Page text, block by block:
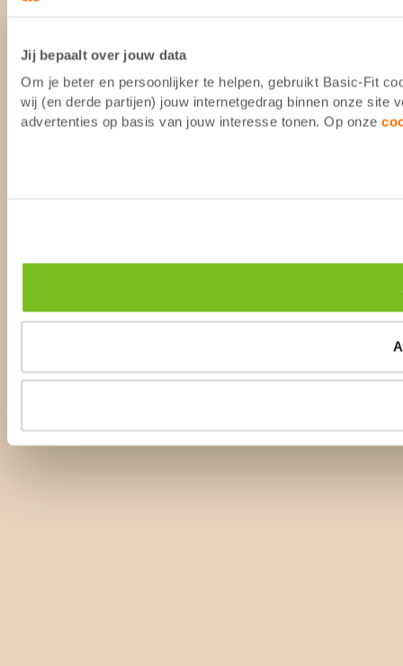
Jij bepaalt over jouw data
Om je beter en persoonlijker te helpen, gebruikt Basic-Fit
wij (en derde partijen) jouw internetgedrag binnen onze site
advertenties op basis van jouw interesse tonen. Op onze